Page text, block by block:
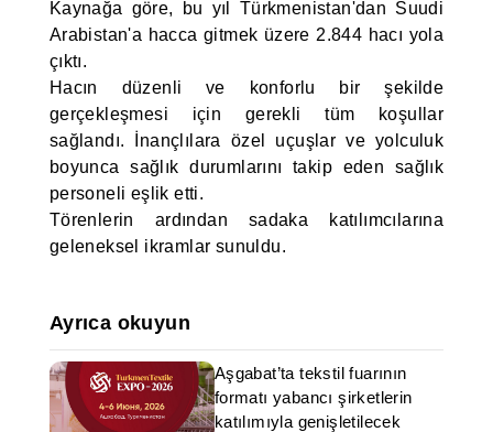
Kaynağa göre, bu yıl Türkmenistan'dan Suudi
Arabistan'a hacca gitmek üzere 2.844 hacı yola
çıktı.
Hacın düzenli ve konforlu bir şekilde
gerçekleşmesi için gerekli tüm koşullar
sağlandı. İnançlılara özel uçuşlar ve yolculuk
boyunca sağlık durumlarını takip eden sağlık
personeli eşlik etti.
Törenlerin ardından sadaka katılımcılarına
geleneksel ikramlar sunuldu.
Ayrıca okuyun
Aşgabat’ta tekstil fuarının
formatı yabancı şirketlerin
katılımıyla genişletilecek